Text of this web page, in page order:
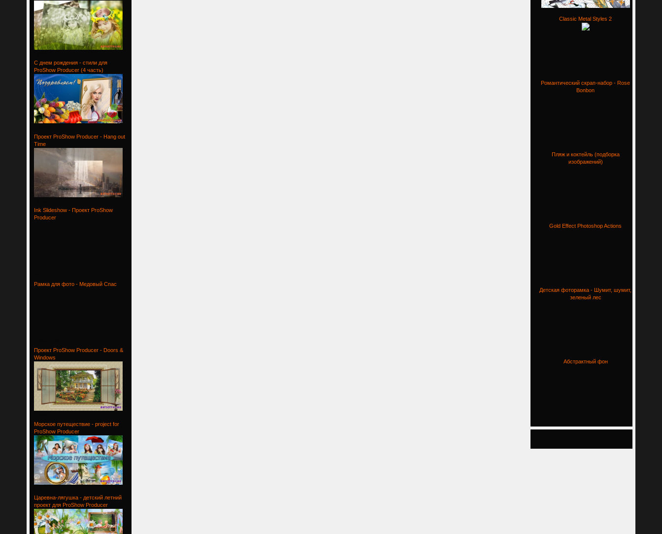
Classic Metal Styles 2
Романтический скрап-набор - Rose
Bonbon
Пляж и коктейль (подборка
изображений)
Gold Effect Photoshop Actions
Детская фоторамка - Шумит, шумит,
зеленый лес
Абстрактный фон
С днем рождения - стили для
ProShow Producer (4 часть)
Проект ProShow Producer - Hang out
Time
Ink Slideshow - Проект ProShow
Producer
Рамка для фото - Медовый Спас
Проект ProShow Producer - Doors &
Windows
Морское путеществие - project for
ProShow Producer
Царевна-лягушка - детский летний
проект для ProShow Producer